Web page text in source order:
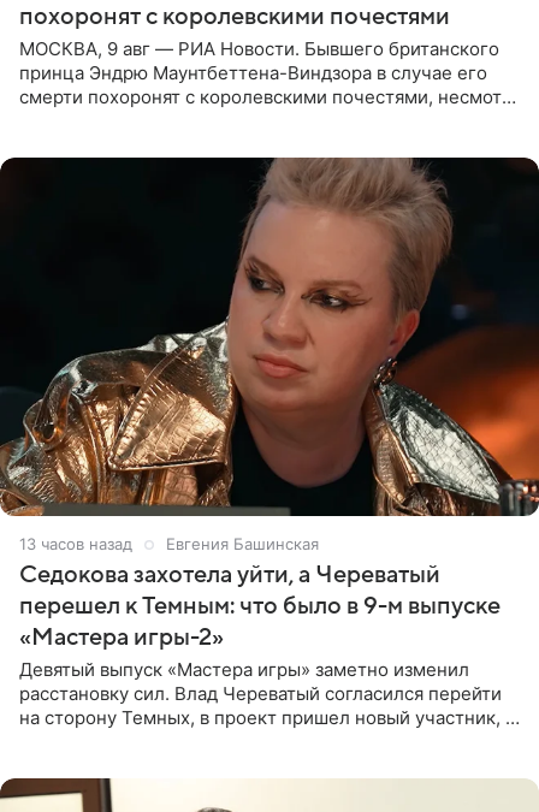
похоронят с королевскими почестями
МОСКВА, 9 авг — РИА Новости. Бывшего британского
принца Эндрю Маунтбеттена-Виндзора в случае его
смерти похоронят с королевскими почестями, несмотря
13 часов назад Евгения Башинская
Седокова захотела уйти, а Череватый
перешел к Темным: что было в 9-м выпуске
«Мастера игры-2»
Девятый выпуск «Мастера игры» заметно изменил
расстановку сил. Влад Череватый согласился перейти
на сторону Темных, в проект пришел новый участник, а